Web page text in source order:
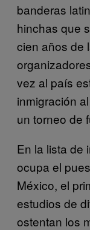
banderas
hinchas que
cien años de
vez al país
inmigración
un torneo de
En la lista de
ocupa el
México, el
estudios de
ostentan los